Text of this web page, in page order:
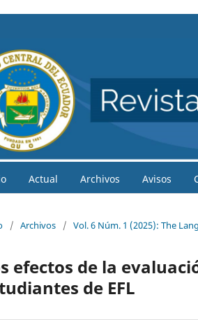
Actual Archivos Avisos
/ Archivos / Vol. 6 Núm. 1 (2025): The
efectos de la
de EFL